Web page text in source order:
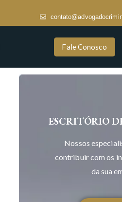
Fale Conosco
ESCRITÓRIO
Nossos
contribuir com os
da sua